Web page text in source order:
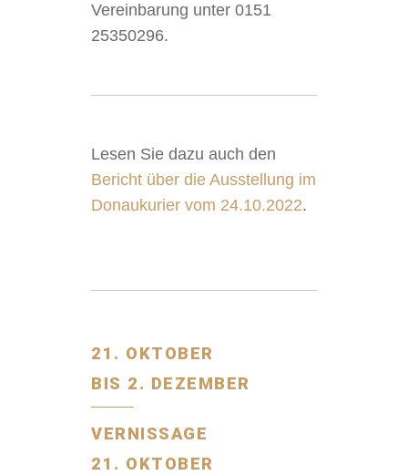
Vereinbarung unter 0151
25350296.
Lesen Sie dazu auch den
Bericht über die Ausstellung im
Donaukurier vom 24.10.2022.
21. OKTOBER
BIS 2. DEZEMBER
VERNISSAGE
21. OKTOBER